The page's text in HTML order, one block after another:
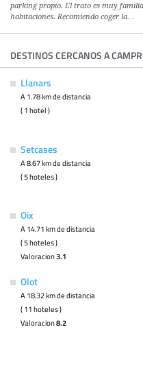
parking propio. El trato es muy
habitaciones. Recomiendo coger la…
DESTINOS CERCANOS A
Llanars
A 1.78 km de distancia
( 1 hotel )
Setcases
A 8.67 km de distancia
( 5 hoteles )
Oix
A 14.71 km de distancia
( 5 hoteles )
Valoracion3.1
Olot
A 18.32 km de distancia
( 11 hoteles )
Valoracion8.2